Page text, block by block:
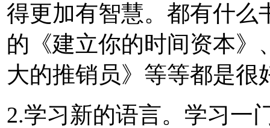
得更加有智慧。都有什么
的《建立你的时间资本》
大的推销员》等等都是很
2.学习新的语言。学习一